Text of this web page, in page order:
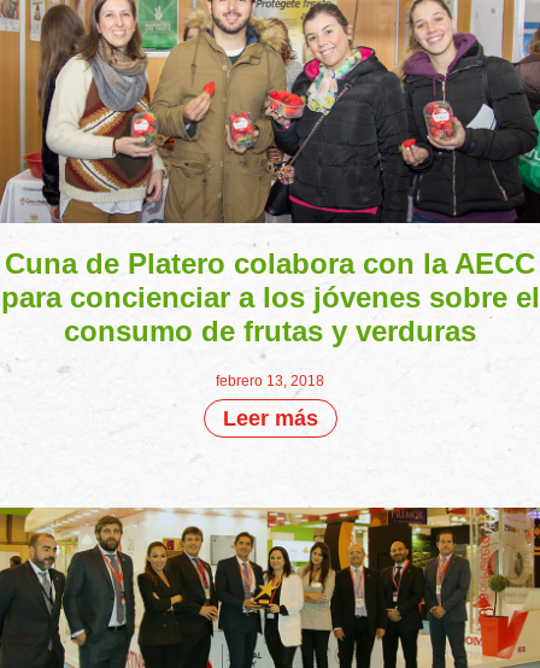
Cuna de Platero colabora con la AECC
para concienciar a los jóvenes sobre el
consumo de frutas y verduras
febrero 13, 2018
Leer más